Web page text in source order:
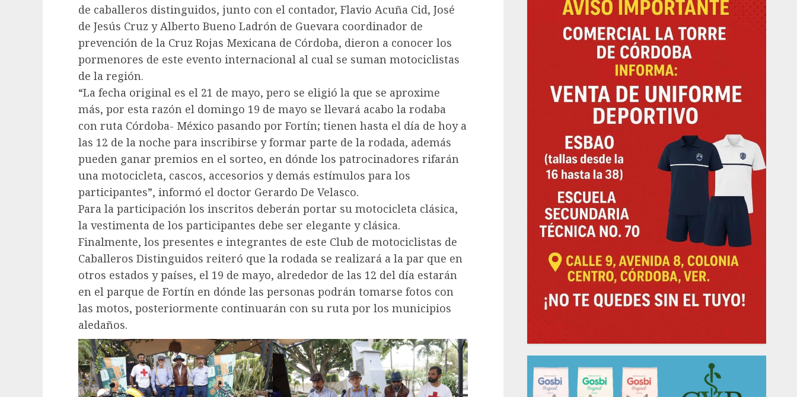
de caballeros distinguidos, junto con el contador, Flavio Acuña Cid, José
de Jesús Cruz y Alberto Bueno Ladrón de Guevara coordinador de
prevención de la Cruz Rojas Mexicana de Córdoba, dieron a conocer los
pormenores de este evento internacional al cual se suman motociclistas
de la región.
“La fecha original es el 21 de mayo, pero se eligió la que se aproxime
más, por esta razón el domingo 19 de mayo se llevará acabo la rodaba
con ruta Córdoba- México pasando por Fortín; tienen hasta el día de hoy a
las 12 de la noche para inscribirse y formar parte de la rodada, además
pueden ganar premios en el sorteo, en dónde los patrocinadores rifarán
una motocicleta, cascos, accesorios y demás estímulos para los
participantes”, informó el doctor Gerardo De Velasco.
Para la participación los inscritos deberán portar su motocicleta clásica,
la vestimenta de los participantes debe ser elegante y clásica.
Finalmente, los presentes e integrantes de este Club de motociclistas de
Caballeros Distinguidos reiteró que la rodada se realizará a la par que en
otros estados y países, el 19 de mayo, alrededor de las 12 del día estarán
en el parque de Fortín en dónde las personas podrán tomarse fotos con
las motos, posteriormente continuarán con su ruta por los municipios
aledaños.